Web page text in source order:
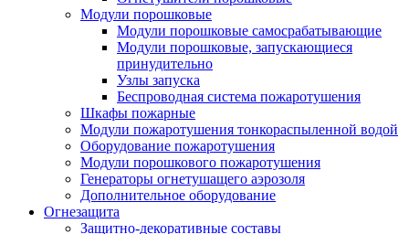
Модули порошковые
Модули порошковые самосрабатывающие
Модули порошковые, запускающиеся
принудительно
Узлы запуска
Беспроводная система пожаротушения
Шкафы пожарные
Модули пожаротушения тонкораспыленной водой
Оборудование пожаротушения
Модули порошкового пожаротушения
Генераторы огнетушащего аэрозоля
Дополнительное оборудование
Огнезащита
Защитно-декоративные составы